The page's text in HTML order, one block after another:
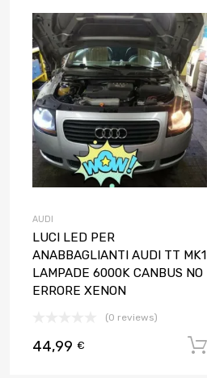
AUDI
LUCI LED PER
ANABBAGLIANTI AUDI TT MK1
LAMPADE 6000K CANBUS NO
ERRORE XENON
(0 reviews)
44,99 €